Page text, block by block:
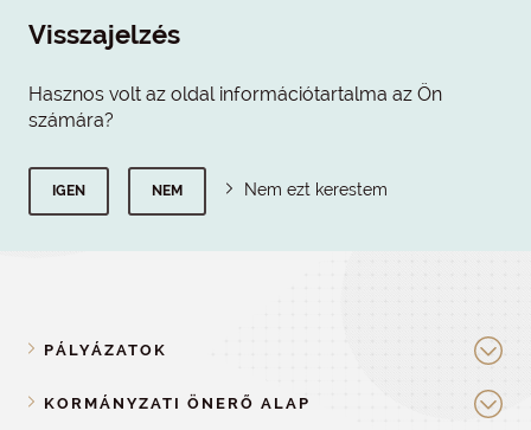
Visszajelzés
Hasznos volt az oldal információtartalma az Ön
számára?
IGEN NEM Nem ezt kerestem
PÁLYÁZATOK
KORMÁNYZATI ÖNERŐ ALAP